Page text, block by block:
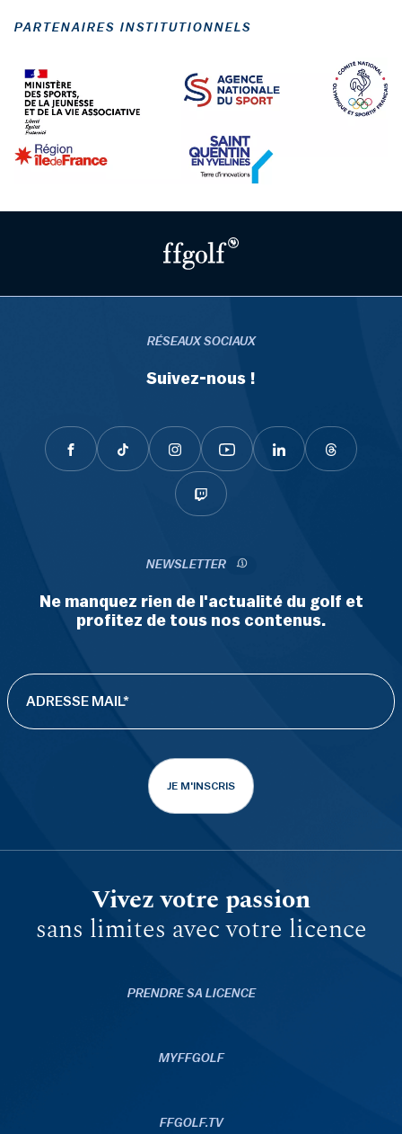
PARTENAIRES INSTITUTIONNELS
RÉSEAUX SOCIAUX
Suivez-nous !
NEWSLETTER
Ne manquez rien de l'actualité du golf et
profitez de tous nos contenus.
JE M'INSCRIS
Vivez votre passion
sans limites avec votre licence
PRENDRE SA LICENCE
MYFFGOLF
FFGOLF.TV